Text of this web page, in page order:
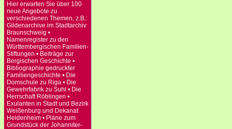
Hier erwarten Sie über 100
neue Angebote zu
verschiedenen Themen, z.B.:
Gildenarchive im Stadtarchiv
Braunschweig •
Namenregister zu den
Württembergischen Familien-
Stiftungen • Beiträge zur
Bergischen Geschichte •
Bibliographie gedruckter
Familiengeschichte • Die
Domschule zu Riga • Die
Gewehrfabrik zu Suhl • Die
Herrschaft Röblingen •
Exulanten in Stadt und Bezirk
Weißenburg und Dekanat
Heidenheim • Pläne zum
Grundstück der Johanniter-